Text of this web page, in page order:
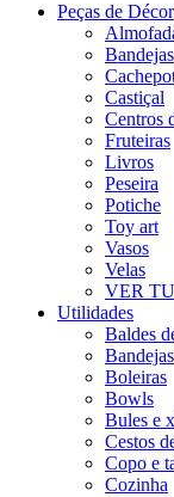
Peças de Décor
Bandejas
Castiçal
Centros
Fruteiras
Livros
Peseira
Potiche
Toy art
Vasos
Velas
VER
Utilidades
Baldes
Bandejas
Boleiras
Bowls
Bules e
Cestos
Copo e
Cozinha